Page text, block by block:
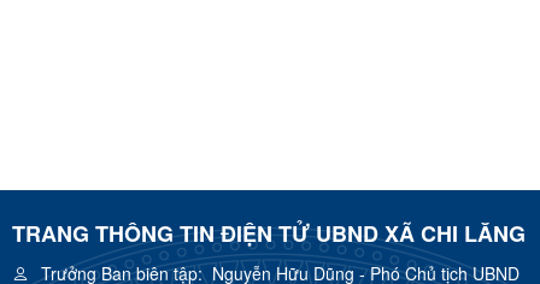
TRANG THÔNG TIN ĐIỆN TỬ UBND XÃ CHI LĂNG
Trưởng Ban biên tập:Nguyễn Hữu Dũng - Phó Chủ tịch UBND